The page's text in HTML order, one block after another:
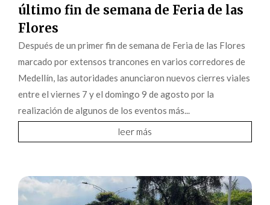
último fin de semana de Feria de las
Flores
Después de un primer fin de semana de Feria de las Flores
marcado por extensos trancones en varios corredores de
Medellín, las autoridades anunciaron nuevos cierres viales
entre el viernes 7 y el domingo 9 de agosto por la
realización de algunos de los eventos más...
leer más